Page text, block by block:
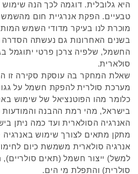
היא גלובלית. דוגמה לכך הנה
טבעיים. הפקת אנרגיית חום מהשמש
מוכרת לנו בעיקר מדודי השמש
בשנים האחרונות גם נעשתה
החשמל, שלפיה צרכן פרטי יתוגמל
סולארית.
שאלת המחקר בה עוסקת סקירה זו
מערכת סולרית להפקת חשמל על
כלומר מהו הפוטנציאל של שימוש
בישראל, מהי רמת ההבנה והמודעות
האנרגיה הסולארית ועד כמה ניתן
מתקן מתאים לצורך שימוש באנרגיה
אנרגיה סולארית משמשת כיום
למשל) ייצור חשמל (תאים סולריים),
סולרית) והתפלת מי הים.